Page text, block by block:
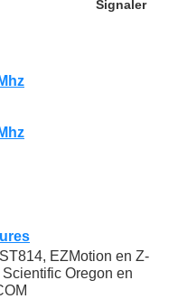
Signaler
EZMotion en Z-
Oregon en